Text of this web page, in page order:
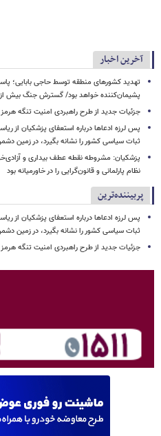
آخرین اخبار
تهدید کشورهای منطقه توسط حاجی بابایی؛
پشیمان‌کننده خواهد بود/ گسترش جنگ بیش از
جزئیات جدید از طرح راهبردی امنیت تنگه هرمز
پس لرزه ادعاها درباره استعفای پزشکیان از
ثبات سیاسی کشور را نشانه بگیرد، در زمین
پزشکیان: مشروطه نقطه عطف بیداری و
نظام پارلمانی و قانون‌گرایی را در خاورمیانه بود
پربیننده‌ترین
پس لرزه ادعاها درباره استعفای پزشکیان از
ثبات سیاسی کشور را نشانه بگیرد، در زمین
جزئیات جدید از طرح راهبردی امنیت تنگه هرمز